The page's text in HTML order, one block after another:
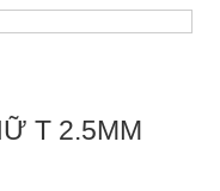
T 2.5MM